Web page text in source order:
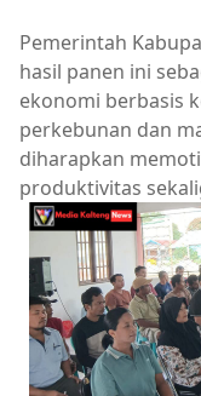
Pemerintah
hasil panen ini
ekonomi berbasis
perkebunan dan
diharapkan
produktivitas